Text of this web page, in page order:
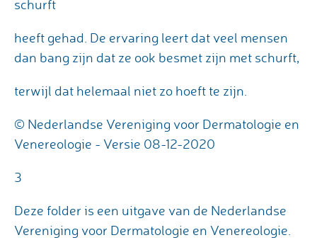
schurft
heeft gehad. De ervaring leert dat veel mensen
dan bang zijn dat ze ook besmet zijn met schurft,
terwijl dat helemaal niet zo hoeft te zijn.
© Nederlandse Vereniging voor Dermatologie en
Venereologie - Versie 08-12-2020
3
Deze folder is een uitgave van de Nederlandse
Vereniging voor Dermatologie en Venereologie.